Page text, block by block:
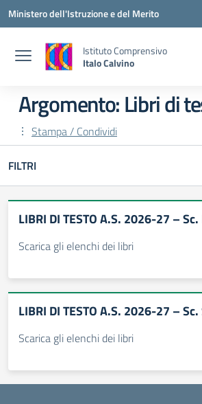
Vai ai contenuti
Vai al menu di navigazione
Vai al footer
Ministero dell'Istruzione e del Merito
Istituto Comprensivo
Italo Calvino
Argomento: Libri di
Stampa / Condividi
FILTRI
LIBRI DI TESTO A.S. 2026-27 –
Scarica gli elenchi dei libri
LIBRI DI TESTO A.S. 2026-27 –
Scarica gli elenchi dei libri